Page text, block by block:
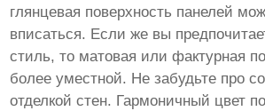
глянцевая поверхность панелей
вписаться. Если же вы
стиль, то матовая или фактурная
более уместной. Не забудьте про
отделкой стен. Гармоничный цвет